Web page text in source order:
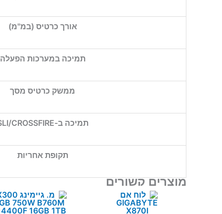
אורך כרטיס (במ"מ)
תמיכה במערכות הפעלה
ממשק כרטיס מסך
תמיכה ב-SLI/CROSSFIRE
תקופת אחריות
מוצרים קשורים